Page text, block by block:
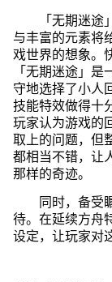
「无期迷
与丰富的元素将
戏世界的想象。
「无期迷途」
守地选择了小人
技能特效做得十
玩家认为游戏的
取上的问题，但
都相当不错，让
那样的奇迹。
同时，备受
待。在延续方舟
设定，让玩家对